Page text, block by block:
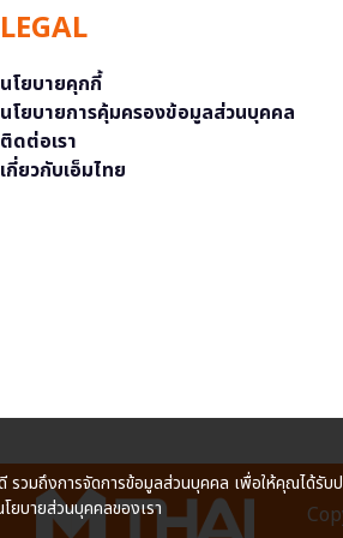
LEGAL
นโยบายคุกกี้
นโยบายการคุ้มครองข้อมูลส่วนบุคคล
ติดต่อเรา
เกี่ยวกับเอ็มไทย
รวมถึงการจัดการข้อมูลส่วนบุคคล เพื่อให้คุณได้รั
ยบายส่วนบุคคลของเรา